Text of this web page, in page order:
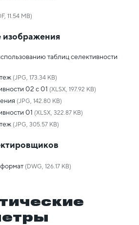
11.54 MB)
таблиц селективности
(JPG, 173.34 KB)
02 с 01 (XLSX, 197.92 KB)
(JPG, 142.80 KB)
01 (XLSX, 322.87 KB)
(JPG, 305.57 KB)
(DWG, 126.17 KB)